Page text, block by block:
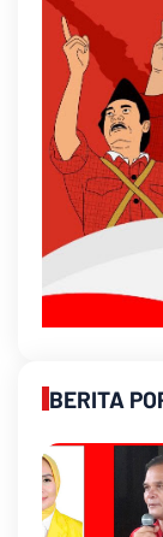
BERITA